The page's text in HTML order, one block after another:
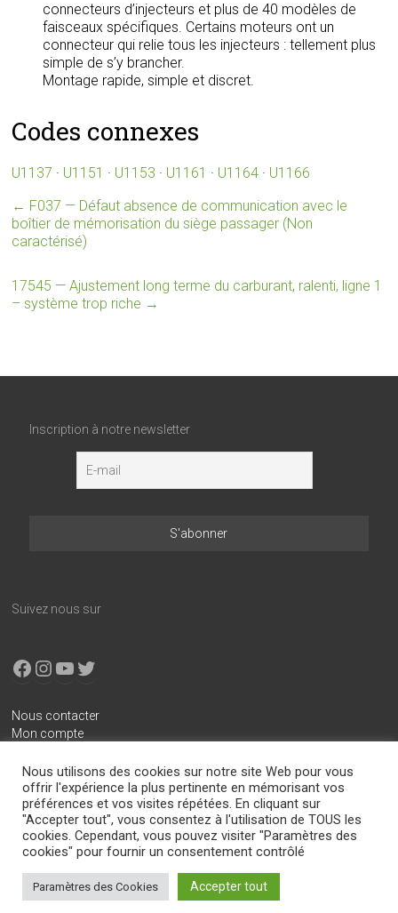
connecteurs d’injecteurs et plus de 40 modèles de
faisceaux spécifiques. Certains moteurs ont un
connecteur qui relie tous les injecteurs : tellement plus
simple de s’y brancher.
Montage rapide, simple et discret.
Codes connexes
U1137 · U1151 · U1153 · U1161 · U1164 · U1166
← F037 — Défaut absence de communication avec le
boîtier de mémorisation du siège passager (Non
caractérisé)
17545 — Ajustement long terme du carburant, ralenti, ligne 1
– système trop riche →
Inscription à notre newsletter
Suivez nous sur
Facebook
Instagram
YouTube
X
Nous contacter
Mon compte
Conditions générales de vente
Mentions légales
Politique de confidentialité
Boitier-E85.com
Nous utilisons des cookies sur notre site Web pour vous
offrir l'expérience la plus pertinente en mémorisant vos
préférences et vos visites répétées. En cliquant sur
"Accepter tout", vous consentez à l'utilisation de TOUS les
cookies. Cependant, vous pouvez visiter "Paramètres des
cookies" pour fournir un consentement contrôlé
Paramètres des Cookies Accepter tout